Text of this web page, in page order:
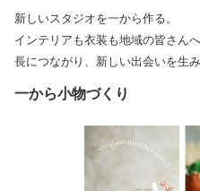
新しいスタジオを一から作る。
インテリアも衣装も地域の皆さん
長につながり、新しい出会いを生
一から小物づくり